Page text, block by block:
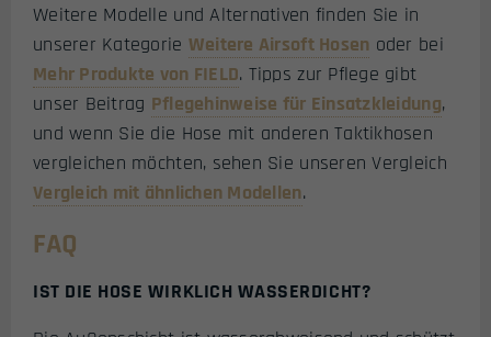
Weitere Modelle und Alternativen finden Sie in
unserer Kategorie Weitere Airsoft Hosen oder bei
Mehr Produkte von FIELD. Tipps zur Pflege gibt
unser Beitrag Pflegehinweise für Einsatzkleidung,
und wenn Sie die Hose mit anderen Taktikhosen
vergleichen möchten, sehen Sie unseren Vergleich
Vergleich mit ähnlichen Modellen.
FAQ
IST DIE HOSE WIRKLICH WASSERDICHT?